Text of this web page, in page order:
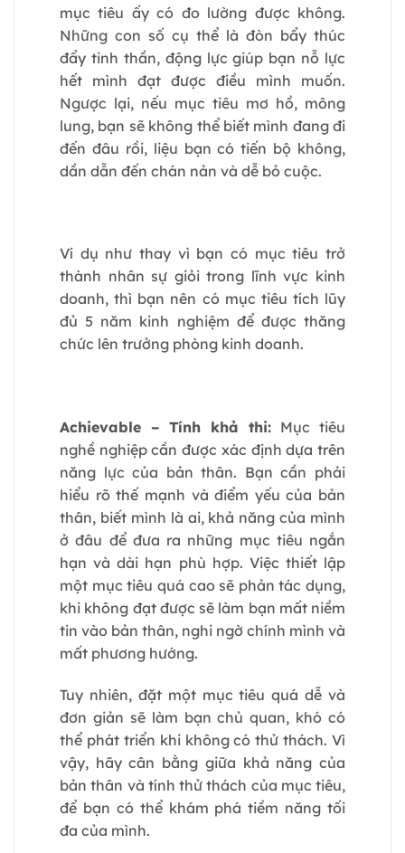
mục tiêu ấy có đo lường được không.
Những con số cụ thể là đòn bẩy thúc
đẩy tinh thần, động lực giúp bạn nỗ lực
hết mình đạt được điều mình muốn.
Ngược lại, nếu mục tiêu mơ hồ, mông
lung, bạn sẽ không thể biết mình đang đi
đến đâu rồi, liệu bạn có tiến bộ không,
dần dẫn đến chán nản và dễ bỏ cuộc.
Ví dụ như thay vì bạn có mục tiêu trở
thành nhân sự giỏi trong lĩnh vực kinh
doanh, thì bạn nên có mục tiêu tích lũy
đủ 5 năm kinh nghiệm để được thăng
chức lên trưởng phòng kinh doanh.
Achievable – Tính khả thi: Mục tiêu
nghề nghiệp cần được xác định dựa trên
năng lực của bản thân. Bạn cần phải
hiểu rõ thế mạnh và điểm yếu của bản
thân, biết mình là ai, khả năng của mình
ở đâu để đưa ra những mục tiêu ngắn
hạn và dài hạn phù hợp. Việc thiết lập
một mục tiêu quá cao sẽ phản tác dụng,
khi không đạt được sẽ làm bạn mất niềm
tin vào bản thân, nghi ngờ chính mình và
mất phương hướng.
Tuy nhiên, đặt một mục tiêu quá dễ và
đơn giản sẽ làm bạn chủ quan, khó có
thể phát triển khi không có thử thách. Vì
vậy, hãy cân bằng giữa khả năng của
bản thân và tính thử thách của mục tiêu,
để bạn có thể khám phá tiềm năng tối
đa của mình.